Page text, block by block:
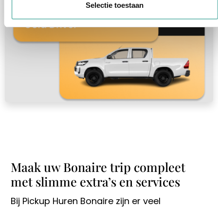
Selectie toestaan
Maak uw Bonaire trip compleet
met slimme extra’s en services
Bij Pickup Huren Bonaire zijn er veel